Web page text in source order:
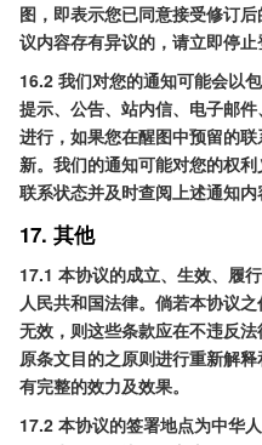
图，即表示您已同意接受修订
议内容存有异议的，请立即停止
16.2 我们对您的通知可能会以
提示、公告、站内信、电子邮
进行，如果您在醒图中预留的
新。我们的通知可能对您的权
联系状态并及时查阅上述通知内
17. 其他
17.1 本协议的成立、生效、履
人民共和国法律。倘若本协议
无效，则这些条款应在不违反
原条文目的之原则进行重新解
有完整的效力及效果。
17.2 本协议的签署地点为中华